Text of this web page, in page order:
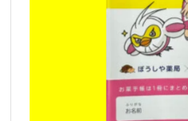
「脳梗塞の予防」について講演し
イントをお伝えしました。 また、将来を考える中高生向けに「薬
局薬剤師になるには？」というテ
う仕事の魅力や、進路選択に役立つ
しや薬局の地域貢献への想い ぼ
相談」だけでなく、「病気になる
皆さまの健康づくりに貢献したいと考え
は、そうした想いを形にした取り